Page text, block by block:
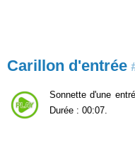
Carillon d'entrée
Sonnette d'une
Durée : 00:07.